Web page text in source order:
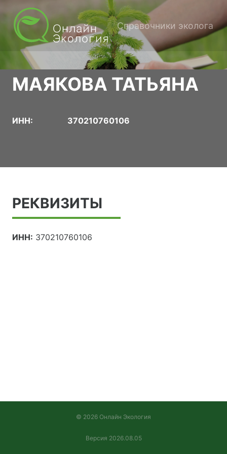
Справочники эколога
МАЯКОВА ТАТЬЯНА
ИНН: 370210760106
РЕКВИЗИТЫ
ИНН: 370210760106
© 2026 Онлайн Экология
Версия 2026.08.05